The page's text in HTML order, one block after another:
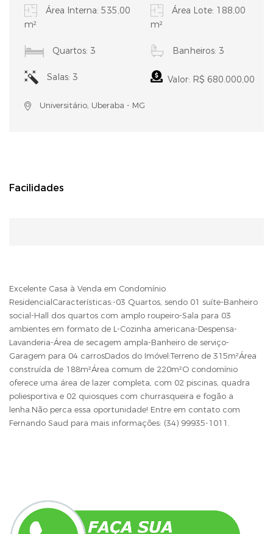
Área Interna: 535,00
m²
Área Lote: 188,00
m²
Quartos: 3 Banheiros: 3
Salas: 3 Valor: R$ 680.000,00
Universitário, Uberaba - MG
Facilidades
Excelente Casa à Venda em Condomínio
ResidencialCaracterísticas:-03 Quartos, sendo 01 suíte-Banheiro
social-Hall dos quartos com amplo roupeiro-Sala para 03
ambientes em formato de L-Cozinha americana-Despensa-
Lavanderia-Área de secagem ampla-Banheiro de serviço-
Garagem para 04 carrosDados do Imóvel:Terreno de 315m²Área
construída de 188m²Área comum de 220m²O condomínio
oferece uma área de lazer completa, com 02 piscinas, quadra
poliesportiva e 02 quiosques com churrasqueira e fogão a
lenha.Não perca essa oportunidade! Entre em contato com
Fernando Saud para mais informações: (34) 99935-1011.